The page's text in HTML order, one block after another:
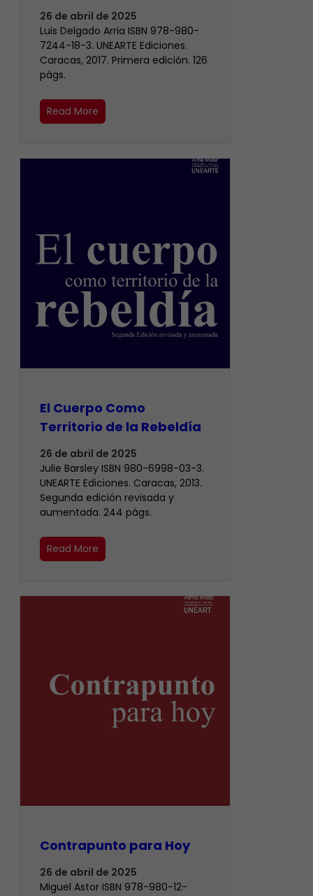
26 de abril de 2025
Luis Delgado Arria ISBN 978-980-
7244-18-3. UNEARTE Ediciones.
Caracas, 2017. Primera edición. 126
págs.
Read More
El Cuerpo Como
Territorio de la Rebeldía
26 de abril de 2025
Julie Barsley ISBN 980-6998-03-3.
UNEARTE Ediciones. Caracas, 2013.
Segunda edición revisada y
aumentada. 244 págs.
Read More
Contrapunto para Hoy
26 de abril de 2025
Miguel Astor ISBN 978-980-12-